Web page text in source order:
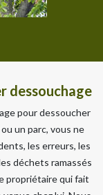
dessouchage
pour dessoucher
un parc, vous ne
les erreurs, les
déchets ramassés
propriétaire qui fait